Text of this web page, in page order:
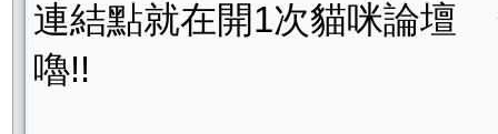
連結點就在開1次貓咪論壇
嚕!!